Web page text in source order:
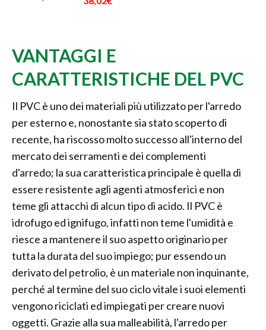
VANTAGGI E
CARATTERISTICHE DEL PVC
Il PVC è uno dei materiali più utilizzato per l'arredo
per esterno e, nonostante sia stato scoperto di
recente, ha riscosso molto successo all'interno del
mercato dei serramenti e dei complementi
d'arredo; la sua caratteristica principale è quella di
essere resistente agli agenti atmosferici e non
teme gli attacchi di alcun tipo di acido. Il PVC è
idrofugo ed ignifugo, infatti non teme l'umidità e
riesce a mantenere il suo aspetto originario per
tutta la durata del suo impiego; pur essendo un
derivato del petrolio, è un materiale non inquinante,
perché al termine del suo ciclo vitale i suoi elementi
vengono riciclati ed impiegati per creare nuovi
oggetti. Grazie alla sua malleabilità, l'arredo per